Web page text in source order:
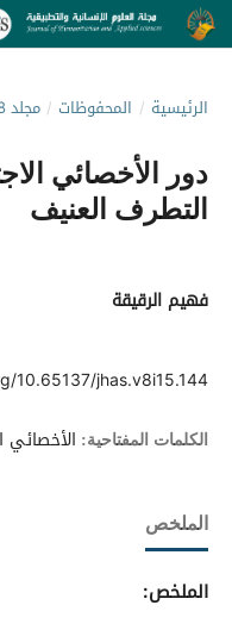
الرئيسية / المحفوظات / مجلد 8 عدد 15 (2023)
دور الأخصائي
التطرف العنيف
فهيم الرقيقة
10.65137/jhas.v8i15.144
الكلمات المفتاحية: الأخصائي
الملخص
الملخص: